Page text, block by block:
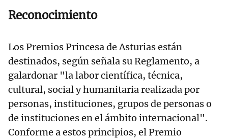
Reconocimiento
Los Premios Princesa de Asturias están
destinados, según señala su Reglamento, a
galardonar "la labor científica, técnica,
cultural, social y humanitaria realizada por
personas, instituciones, grupos de personas o
de instituciones en el ámbito internacional".
Conforme a estos principios, el Premio